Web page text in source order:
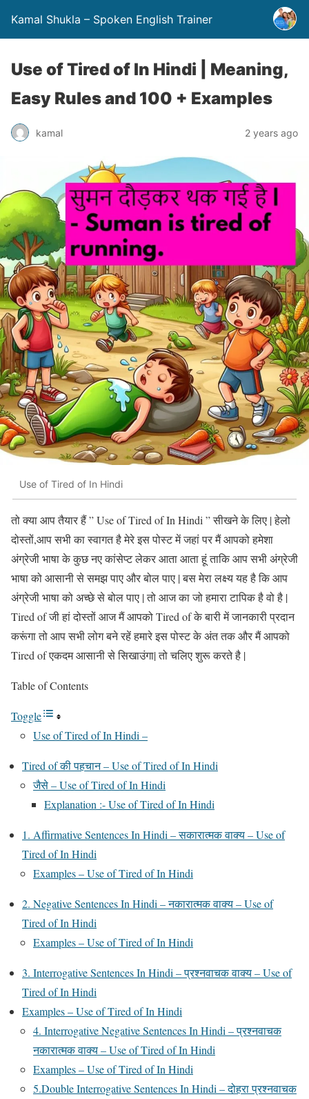
Kamal Shukla – Spoken English Trainer
Use of Tired of In Hindi | Meaning,
Easy Rules and 100 + Examples
kamal 2 years ago
Use of Tired of In Hindi
तो क्या आप तैयार हैं ” Use of Tired of In Hindi ” सीखने के लिए | हेलो
दोस्तों,आप सभी का स्वागत है मेरे इस पोस्ट में जहां पर मैं आपको हमेशा
अंग्रेजी भाषा के कुछ नए कांसेप्ट लेकर आता आता हूं ताकि आप सभी अंग्रेजी
भाषा को आसानी से समझ पाए और बोल पाए | बस मेरा लक्ष्य यह है कि आप
अंग्रेजी भाषा को अच्छे से बोल पाए | तो आज का जो हमारा टापिक है वो है |
Tired of जी हां दोस्तों आज मैं आपको Tired of के बारी में जानकारी प्रदान
करूंगा तो आप सभी लोग बने रहें हमारे इस पोस्ट के अंत तक और मैं आपको
Tired of एकदम आसानी से सिखाउंगा| तो चलिए शुरू करते है |
Table of Contents
Toggle
Use of Tired of In Hindi –
Tired of की पहचान – Use of Tired of In Hindi
जैसे – Use of Tired of In Hindi
Explanation :- Use of Tired of In Hindi
1. Affirmative Sentences In Hindi – सकारात्मक वाक्य – Use of
Tired of In Hindi
Examples – Use of Tired of In Hindi
2. Negative Sentences In Hindi – नकारात्मक वाक्य – Use of
Tired of In Hindi
Examples – Use of Tired of In Hindi
3. Interrogative Sentences In Hindi – प्रश्नवाचक वाक्य – Use of
Tired of In Hindi
Examples – Use of Tired of In Hindi
4. Interrogative Negative Sentences In Hindi – प्रश्नवाचक
नकारात्मक वाक्य – Use of Tired of In Hindi
Examples – Use of Tired of In Hindi
5.Double Interrogative Sentences In Hindi – दोहरा प्रश्नवाचक